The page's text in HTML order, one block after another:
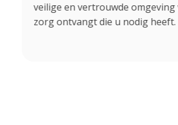
veilige en vertrouwde omgeving
zorg ontvangt die u nodig heeft.